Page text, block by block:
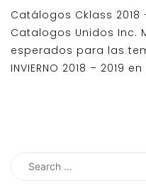
Catálogos Cklass
Catalogos Unidos Inc.
esperados para las
INVIERNO 2018 – 2019
Search